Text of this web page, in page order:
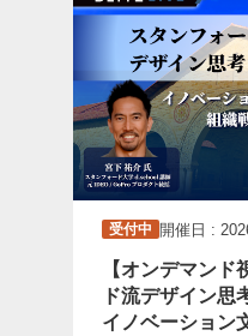
受付中 開催日 :
【オンデマン
ド流デザイン思
イノベーション